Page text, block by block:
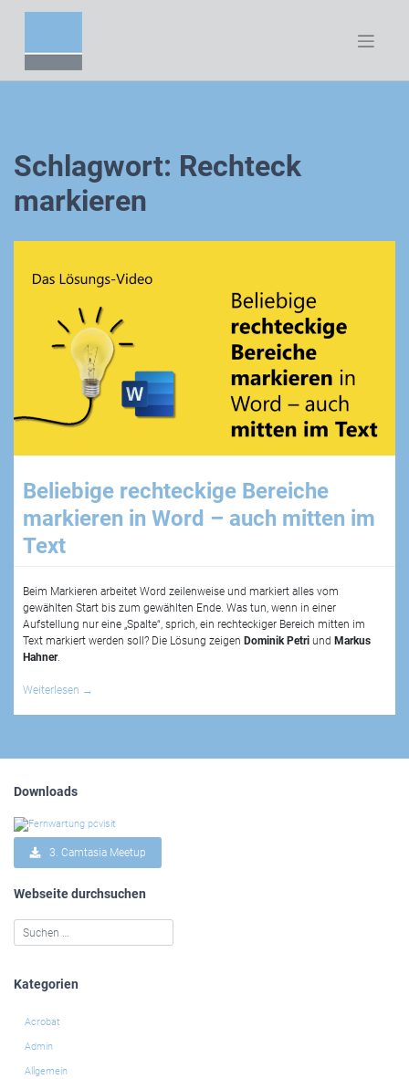
Schlagwort: Rechteck
markieren
Beliebige rechteckige Bereiche
markieren in Word – auch mitten im
Text
Beim Markieren arbeitet Word zeilenweise und markiert alles vom
gewählten Start bis zum gewählten Ende. Was tun, wenn in einer
Aufstellung nur eine „Spalte“, sprich, ein rechteckiger Bereich mitten im
Text markiert werden soll? Die Lösung zeigen Dominik Petri und Markus
Hahner.
Weiterlesen →
Downloads
3. Camtasia Meetup
Webseite durchsuchen
Kategorien
Acrobat
Admin
Allgemein